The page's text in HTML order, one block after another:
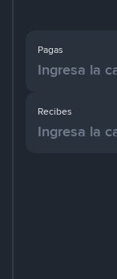
Pagas
Recibes